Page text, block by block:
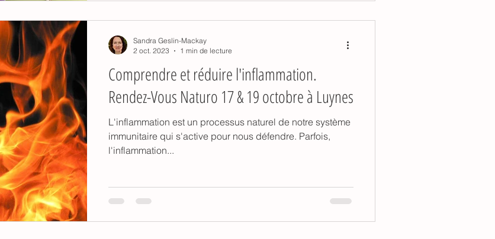
Comprendre et réduire l'inflammation.
Rendez-Vous Naturo 17 & 19 octobre à Luynes
L'inflammation est un processus naturel de notre système
immunitaire qui s'active pour nous défendre. Parfois,
l'inflammation...
Sandra Geslin-Mackay
2 oct. 2023
1 min de lecture